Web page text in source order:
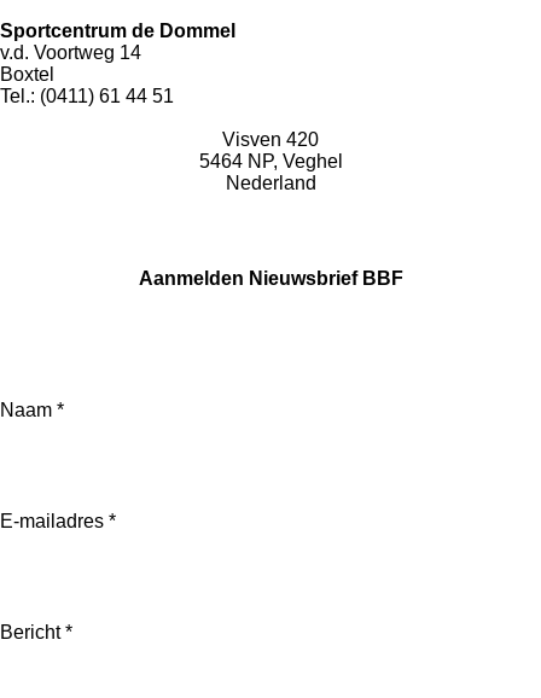
Sportcentrum de Dommel
v.d. Voortweg 14
Boxtel
Tel.: (0411) 61 44 51
Visven 420
5464 NP, Veghel
Nederland
Aanmelden Nieuwsbrief BBF
Naam *
E-mailadres *
Bericht *